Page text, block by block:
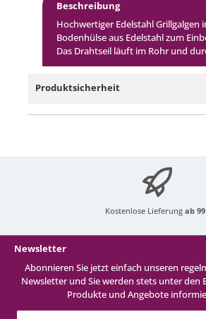
Beschreibung
Hochwertiger Edelstahl Grillgalgen
Bodenhülse aus Edelstahl zum
Das Drahtseil läuft im Rohr und
Produktsicherheit
Kostenlose Lieferung ab
Newsletter
Abonnieren Sie jetzt einfach unseren
Newsletter und Sie werden stets unter den
Produkte und Angebote